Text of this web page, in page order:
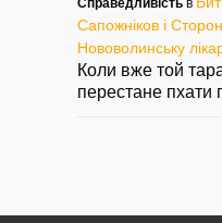
Справедливість в
Сапожніков і
Нововолинську
Коли вже той
перестане пхати